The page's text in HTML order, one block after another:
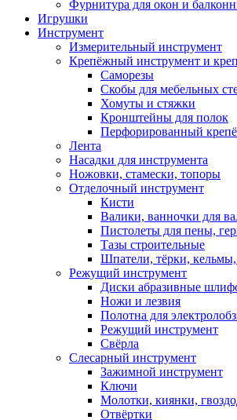
Фурнитура для окон и
Игрушки
Инструмент
Измерительный инструмент
Крепёжный инструмент и
Саморезы
Скобы для мебельных
Хомуты и стяжки
Кронштейны для полок
Перфорированный
Лента
Насадки для инструмента
Ножовки, стамески, топоры
Отделочный инструмент
Кисти
Валики, ванночки для
Пистолеты для пены,
Тазы строительные
Шпатели, тёрки, кельмы,
Режущий инструмент
Диски абразивные
Ножи и лезвия
Полотна для
Режущий инструмент
Свёрла
Слесарный инструмент
Зажимной инструмент
Ключи
Молотки, киянки,
Отвёртки